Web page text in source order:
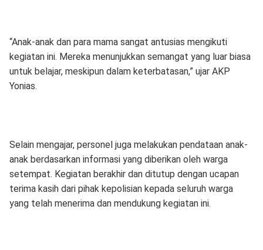
“Anak-anak dan para mama sangat antusias mengikuti
kegiatan ini. Mereka menunjukkan semangat yang luar biasa
untuk belajar, meskipun dalam keterbatasan,” ujar AKP
Yonias.
Selain mengajar, personel juga melakukan pendataan anak-
anak berdasarkan informasi yang diberikan oleh warga
setempat. Kegiatan berakhir dan ditutup dengan ucapan
terima kasih dari pihak kepolisian kepada seluruh warga
yang telah menerima dan mendukung kegiatan ini.